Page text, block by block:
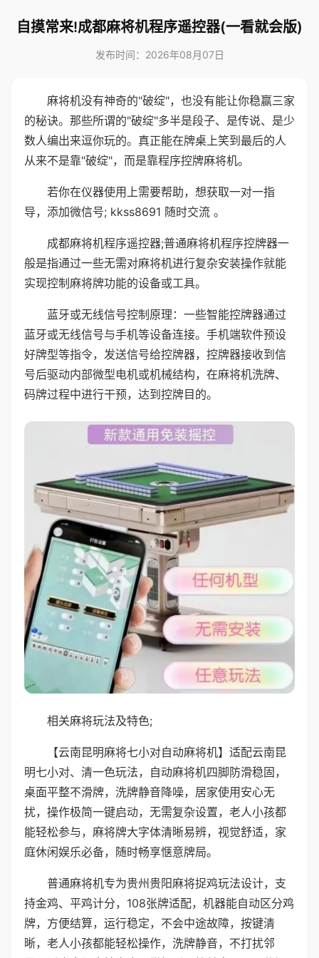
自摸常来!成都麻将机程序遥控器(一看就会版)
发布时间：2026年08月07日
麻将机没有神奇的"破绽"，也没有能让你稳赢三家
的秘诀。那些所谓的"破绽"多半是段子、是传说、是少
数人编出来逗你玩的。真正能在牌桌上笑到最后的人
从来不是靠"破绽"，而是靠程序控牌麻将机。
若你在仪器使用上需要帮助，想获取一对一指
导，添加微信号; kkss8691 随时交流 。
成都麻将机程序遥控器;普通麻将机程序控牌器一
般是指通过一些无需对麻将机进行复杂安装操作就能
实现控制麻将牌功能的设备或工具。
蓝牙或无线信号控制原理：一些智能控牌器通过
蓝牙或无线信号与手机等设备连接。手机端软件预设
好牌型等指令，发送信号给控牌器，控牌器接收到信
号后驱动内部微型电机或机械结构，在麻将机洗牌、
码牌过程中进行干预，达到控牌目的。
相关麻将玩法及特色;
【云南昆明麻将七小对自动麻将机】适配云南昆
明七小对、清一色玩法，自动麻将机四脚防滑稳固，
桌面平整不滑牌，洗牌静音降噪，居家使用安心无
扰，操作极简一键启动，无需复杂设置，老人小孩都
能轻松参与，麻将牌大字体清晰易辨，视觉舒适，家
庭休闲娱乐必备，随时畅享惬意牌局。
普通麻将机专为贵州贵阳麻将捉鸡玩法设计，支
持金鸡、平鸡计分，108张牌适配，机器能自动区分鸡
牌，方便结算，运行稳定，不会中途故障，按键清
晰，老人小孩都能轻松操作，洗牌静音，不打扰邻